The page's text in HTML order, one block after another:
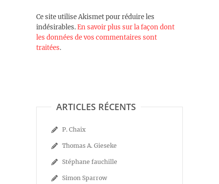
Ce site utilise Akismet pour réduire les
indésirables.En savoir plus sur la façon dont
les données de vos commentaires sont
traitées.
ARTICLES RÉCENTS
P. Chaix
Thomas A. Gieseke
Stéphane fauchille
Simon Sparrow